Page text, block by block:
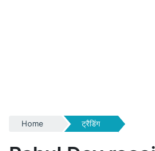
Home ट्रैडिंग